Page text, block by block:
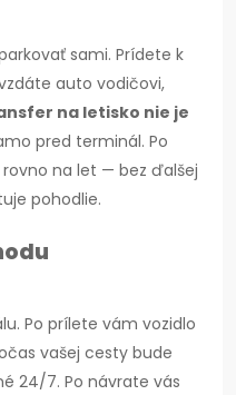
sami. Prídete k
auto vodičovi,
na letisko nie je
pred terminál. Po
na let — bez ďalšej
pohodlie.
Po prílete vám vozidlo
vašej cesty bude
24/7. Po návrate vás